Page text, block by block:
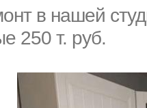
в нашей
250 т. руб.